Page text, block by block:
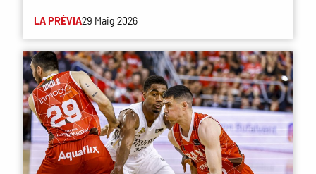
LA PRÈVIA29 Maig 2026